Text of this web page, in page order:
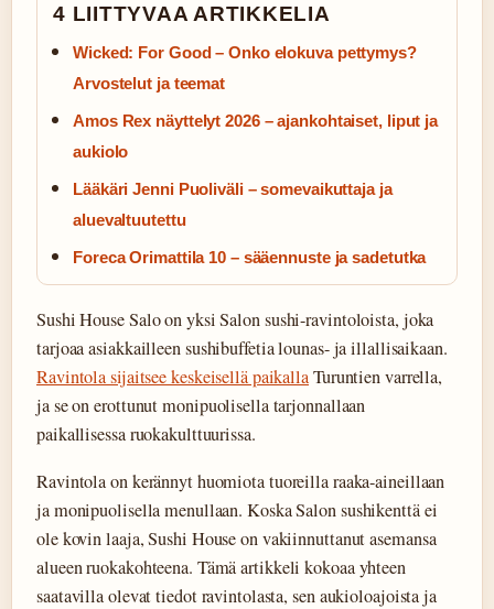
4 LIITTYVAA ARTIKKELIA
Wicked: For Good – Onko elokuva pettymys?
Arvostelut ja teemat
Amos Rex näyttelyt 2026 – ajankohtaiset, liput ja
aukiolo
Lääkäri Jenni Puoliväli – somevaikuttaja ja
aluevaltuutettu
Foreca Orimattila 10 – sääennuste ja sadetutka
Sushi House Salo on yksi Salon sushi-ravintoloista, joka
tarjoaa asiakkailleen sushibuffetia lounas- ja illallisaikaan.
Ravintola sijaitsee keskeisellä paikallaTuruntien varrella,
ja se on erottunut monipuolisella tarjonnallaan
paikallisessa ruokakulttuurissa.
Ravintola on kerännyt huomiota tuoreilla raaka-aineillaan
ja monipuolisella menullaan. Koska Salon sushikenttä ei
ole kovin laaja, Sushi House on vakiinnuttanut asemansa
alueen ruokakohteena. Tämä artikkeli kokoaa yhteen
saatavilla olevat tiedot ravintolasta, sen aukioloajoista ja